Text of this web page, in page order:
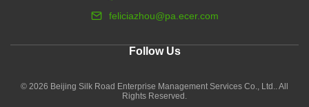
feliciazhou@pa.ecer.com
Follow Us
© 2026 Beijing Silk Road Enterprise Management Services Co., Ltd.. All
Rights Reserved.